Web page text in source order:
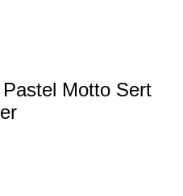
Motto Sert